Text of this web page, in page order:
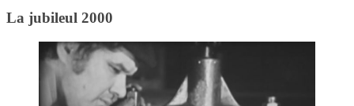
La jubileul 2000